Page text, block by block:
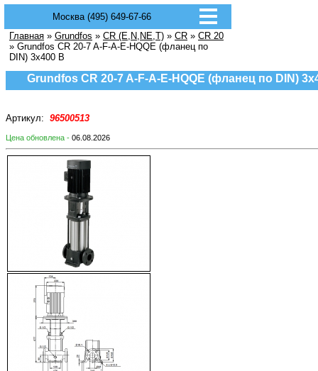
Москва (495) 649-67-66
Главная » Grundfos » CR (E,N,NE,T) » CR » CR 20
» Grundfos CR 20-7 A-F-A-E-HQQE (фланец по
DIN) 3х400 В
Grundfos CR 20-7 A-F-A-E-HQQE (фланец по DIN)
Артикул: 96500513
Цена обновлена - 06.08.2026